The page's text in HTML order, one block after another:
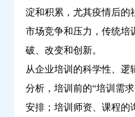
淀和积累，尤其疫情后的
市场竞争和压力，传统培
破、改变和创新。
从企业培训的科学性、逻
分析，培训前的“培训需
安排；培训师资、课程的